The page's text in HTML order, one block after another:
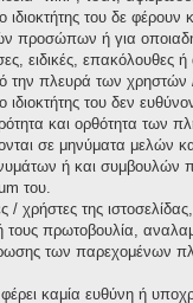
ιδιοκτήτης του δε φέρουν
προσώπων ή για
ειδικές, επακόλουθες
την πλευρά των χρηστών
ιδιοκτήτης του δεν
και ορθότητα των
σε μηνύματα μελών
ή και συμβουλών
του.
/ χρήστες της
τους πρωτοβουλία,
των παρεχομένων
καμία ευθύνη ή